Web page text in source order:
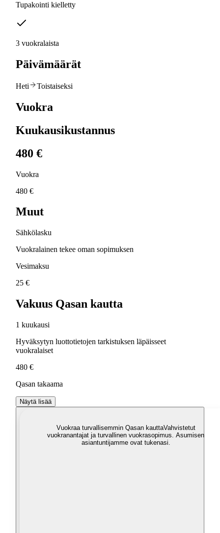
Tupakointi kielletty
3 vuokralaista
Päivämäärät
Heti Toistaiseksi
Vuokra
Kuukausikustannus
480 €
Vuokra
480 €
Muut
Sähkölasku
Vuokralainen tekee oman sopimuksen
Vesimaksu
25 €
Vakuus Qasan kautta
1 kuukausi
Hyväksytyn luottotietojen tarkistuksen läpäisseet
vuokralaiset
480 €
Qasan takaama
Näytä lisää
Vuokraa turvallisemmin Qasan kauttaVahvistetut
vuokranantajat ja turvallinen vuokrasopimus. Asumisen
asiantuntijamme ovat tukenasi.